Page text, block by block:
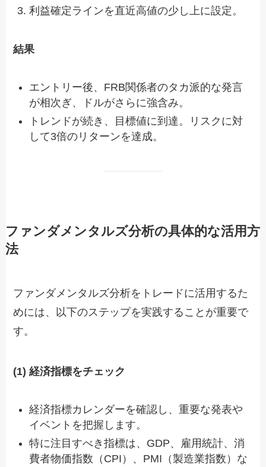
利益確定ラインを直近高値の少し上に設定。
結果
エントリー後、FRB関係者のタカ派的な発言
が相次ぎ、ドルがさらに強含み。
トレンドが続き、目標値に到達。リスクに対
して3倍のリターンを達成。
ファンダメンタルズ分析の具体的な活用方
法
ファンダメンタルズ分析をトレードに活用するた
めには、以下のステップを実践することが重要で
す。
(1) 経済指標をチェック
経済指標カレンダーを確認し、重要な発表や
イベントを把握します。
特に注目すべき指標は、GDP、雇用統計、消
費者物価指数（CPI）、PMI（製造業指数）な